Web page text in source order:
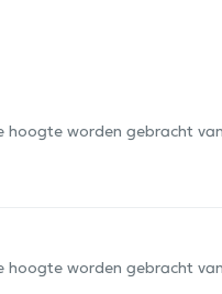
hoogte worden gebracht van
hoogte worden gebracht van